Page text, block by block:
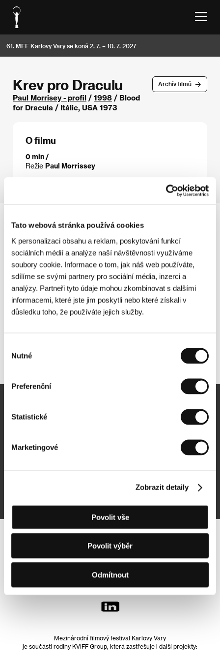
Tato webová stránka používá cookies
K personalizaci obsahu a reklam, poskytování funkcí
sociálních médií a analýze naší návštěvnosti využíváme
soubory cookie. Informace o tom, jak náš web používáte,
sdílíme se svými partnery pro sociální média, inzerci a
analýzy. Partneři tyto údaje mohou zkombinovat s dalšími
informacemi, které jste jim poskytli nebo které získali v
důsledku toho, že používáte jejich služby.
souhlasu
Nutné
Preferenční
Statistické
Marketingové
Zobrazit detaily
Povolit vše
Povolit výběr
Odmítnout
61. MFF Karlovy Vary se koná 2. 7. – 10. 7. 2027
Archív filmů
Krev pro Draculu
Paul Morrisey - profil / 1998 / Blood
for Dracula / Itálie, USA 1973
O filmu
0 min /
Režie Paul Morrissey
Sledujte nás na síti:
Mezinárodní filmový festival Karlovy Vary
je součástí rodiny KVIFF Group, která zastřešuje i další projekty: